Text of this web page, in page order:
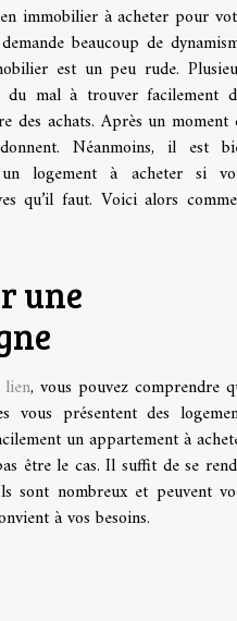
immobilier à acheter pour
beaucoup de
est un peu rude.
du mal à trouver facilement
des achats. Après un moment
Néanmoins, il est
logement à acheter si
qu’il faut. Voici alors
une
, vous pouvez comprendre
vous présentent des
un appartement à
être le cas. Il suffit de se
sont nombreux et peuvent
à vos besoins.